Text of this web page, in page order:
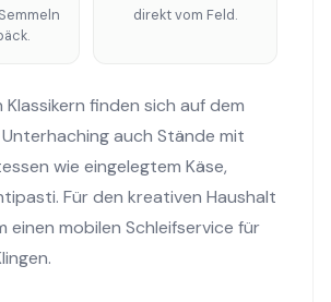
direkt vom Feld.
Klassikern finden sich auf dem
auch Stände mit
wie eingelegtem Käse,
Für den kreativen Haushalt
einen mobilen Schleifservice für